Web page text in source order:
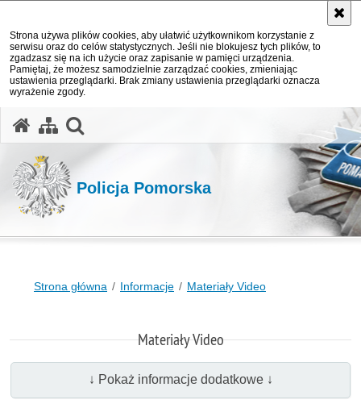
Strona używa plików cookies, aby ułatwić użytkownikom korzystanie z
serwisu oraz do celów statystycznych. Jeśli nie blokujesz tych plików, to
zgadzasz się na ich użycie oraz zapisanie w pamięci urządzenia.
Pamiętaj, że możesz samodzielnie zarządzać cookies, zmieniając
ustawienia przeglądarki. Brak zmiany ustawienia przeglądarki oznacza
wyrażenie zgody.
Policja Pomorska
Strona główna Informacje Materiały Video
Materiały Video
↓ Pokaż informacje dodatkowe ↓